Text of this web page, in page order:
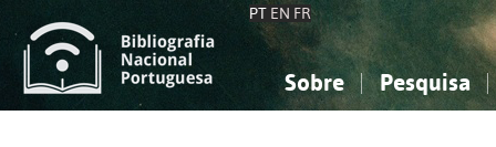
PT EN FR
Sobre Pesquisa